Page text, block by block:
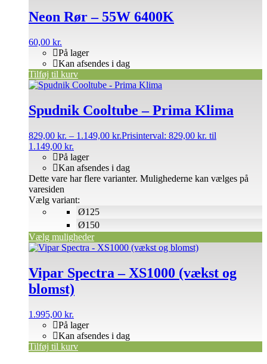
Neon Rør – 55W 6400K
60,00 kr.
På lager
Kan afsendes i dag
Tilføj til kurv
Spudnik Cooltube – Prima Klima
829,00 kr. – 1.149,00 kr.Prisinterval: 829,00 kr. til
1.149,00 kr.
På lager
Kan afsendes i dag
Vælg variant:
Vælg muligheder
Dette vare har flere varianter. Mulighederne kan vælges på
varesiden
Ø125
Ø150
Vipar Spectra – XS1000 (vækst og
blomst)
1.995,00 kr.
På lager
Kan afsendes i dag
Tilføj til kurv